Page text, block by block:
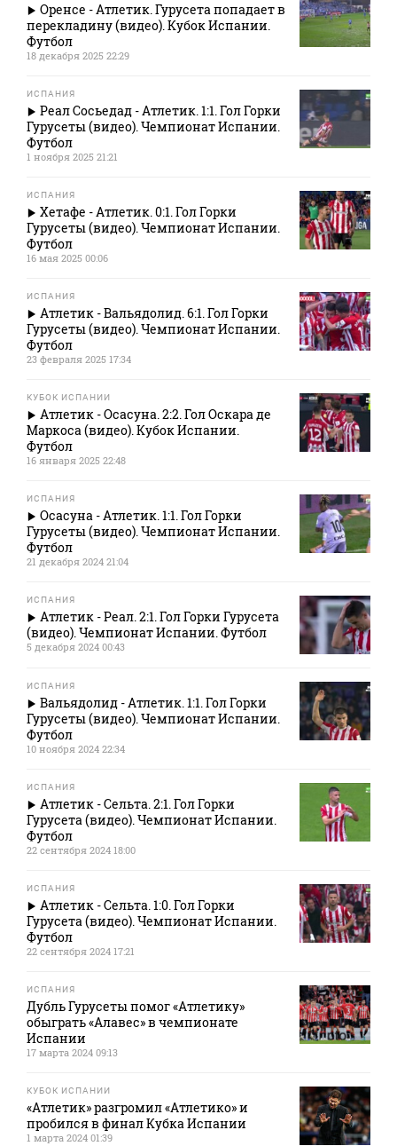
Оренсе - Атлетик. Гурусета попадает в
перекладину (видео). Кубок Испании.
Футбол
18 декабря 2025 22:29
ИСПАНИЯ
Реал Сосьедад - Атлетик. 1:1. Гол Горки
Гурусеты (видео). Чемпионат Испании.
Футбол
1 ноября 2025 21:21
ИСПАНИЯ
Хетафе - Атлетик. 0:1. Гол Горки
Гурусеты (видео). Чемпионат Испании.
Футбол
16 мая 2025 00:06
ИСПАНИЯ
Атлетик - Вальядолид. 6:1. Гол Горки
Гурусеты (видео). Чемпионат Испании.
Футбол
23 февраля 2025 17:34
КУБОК ИСПАНИИ
Атлетик - Осасуна. 2:2. Гол Оскара де
Маркоса (видео). Кубок Испании.
Футбол
16 января 2025 22:48
ИСПАНИЯ
Осасуна - Атлетик. 1:1. Гол Горки
Гурусеты (видео). Чемпионат Испании.
Футбол
21 декабря 2024 21:04
ИСПАНИЯ
Атлетик - Реал. 2:1. Гол Горки Гурусета
(видео). Чемпионат Испании. Футбол
5 декабря 2024 00:43
ИСПАНИЯ
Вальядолид - Атлетик. 1:1. Гол Горки
Гурусеты (видео). Чемпионат Испании.
Футбол
10 ноября 2024 22:34
ИСПАНИЯ
Атлетик - Сельта. 2:1. Гол Горки
Гурусета (видео). Чемпионат Испании.
Футбол
22 сентября 2024 18:00
ИСПАНИЯ
Атлетик - Сельта. 1:0. Гол Горки
Гурусета (видео). Чемпионат Испании.
Футбол
22 сентября 2024 17:21
ИСПАНИЯ
Дубль Гурусеты помог «Атлетику»
обыграть «Алавес» в чемпионате
Испании
17 марта 2024 09:13
КУБОК ИСПАНИИ
«Атлетик» разгромил «Атлетико» и
пробился в финал Кубка Испании
1 марта 2024 01:39